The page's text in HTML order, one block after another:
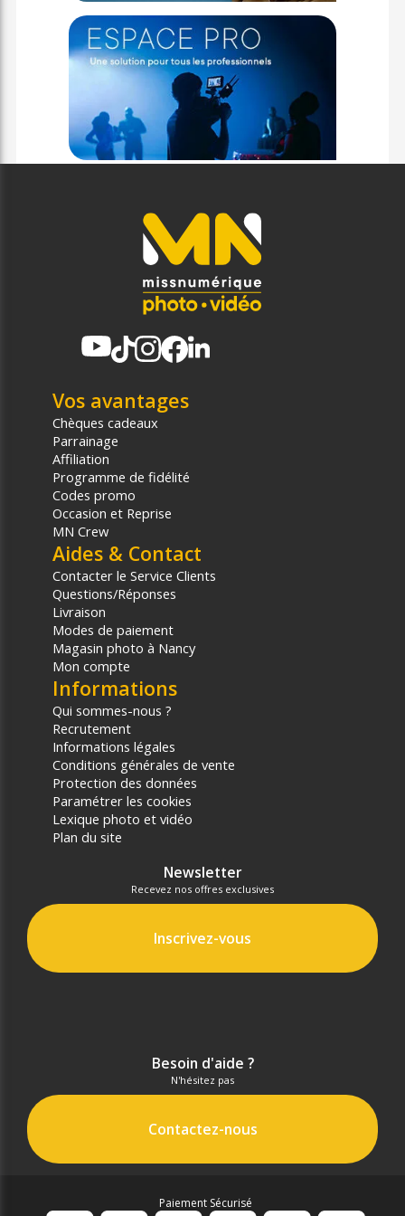
Vos avantages
Chèques cadeaux
Parrainage
Affiliation
Programme de fidélité
Codes promo
Occasion et Reprise
MN Crew
Aides & Contact
Contacter le Service Clients
Questions/Réponses
Livraison
Modes de paiement
Magasin photo à Nancy
Mon compte
Informations
Qui sommes-nous ?
Recrutement
Informations légales
Conditions générales de vente
Protection des données
Paramétrer les cookies
Lexique photo et vidéo
Plan du site
Newsletter
Recevez nos offres exclusives
Inscrivez-vous
Besoin d'aide ?
N'hésitez pas
Contactez-nous
Paiement Sécurisé